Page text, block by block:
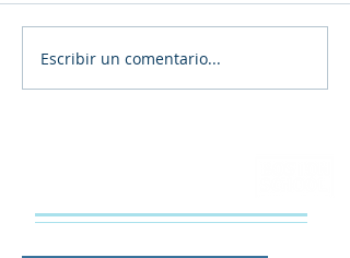
🎄 ¡FELIZ navidad a
todas y todos! 🎄
Escribir un comentario...